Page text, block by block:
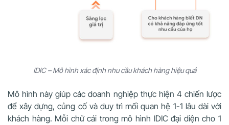
IDIC – Mô hình xác định nhu cầu khách hàng hiệu quả
Mô hình này giúp các doanh nghiệp thực hiện 4 chiến lược
để xây dựng, củng cố và duy trì mối quan hệ 1-1 lâu dài với
khách hàng. Mỗi chữ cái trong mô hình IDIC đại diện cho 1